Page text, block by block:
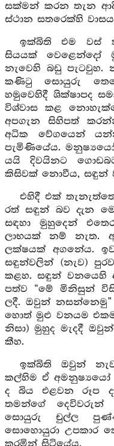
සක්මන් කරන තැන
ස්ථාන සතරෙක්හි
ඉක්බිති එම වස්
සියයක් වෙළෙන්දෝ
නැවෙහි බඩු
කණිටු සොයුරු
හමුවෙහිදී ශික්ෂාපද
විශ්වාස කළ
අපගැන සිහිපත්
අධික වේගයෙන්
පැමිණියේය.
යයි දිවයිනට
කිසිවක් නොවීය, සඳුන්
එහිදී එක්
රත් සඳුන් බව දැන
සඳහා මුහුදෙන්
ලාභයක් නම් නැත.
ලක්ෂයක් අගනේය.
සඳුන්වලින් (නැව)
කළහ. සඳුන් වනයෙහි
පත්ව “මේ මිනිසුන්
ලදී. ඔවුන් නසන්නෙමු”
හොත් මුළු වනයම
නිසා) මුහුද මැදදී
කීහ.
ඉක්බිති ඔවුන්
කල්හිම ඒ අමනුෂ්‍යයෝ
ද බිය එළවන රූප
තමන්ගේ දෙවිවරුන්
සොයුරු චුල්ල
සොහොයුරා උපකාර